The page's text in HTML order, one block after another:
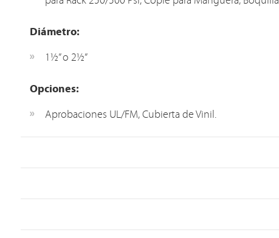
Diámetro:
1½” o 2½”
Opciones:
Aprobaciones UL/FM, Cubierta de Vinil.